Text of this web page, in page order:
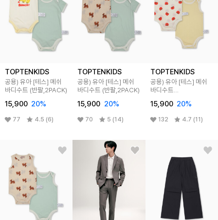
TOPTENKIDS
공용) 유아 [테스] 메쉬
바디수트 (반팔,2PACK)
15,900 20%
77 4.5 (6)
TOPTENKIDS
공용) 유아 [테스] 메쉬
바디수트 (반팔,2PACK)
15,900 20%
70 5 (14)
TOPTENKIDS
공용) 유아 [테스] 메쉬
바디수트
15,900 20%
132 4.7 (11)